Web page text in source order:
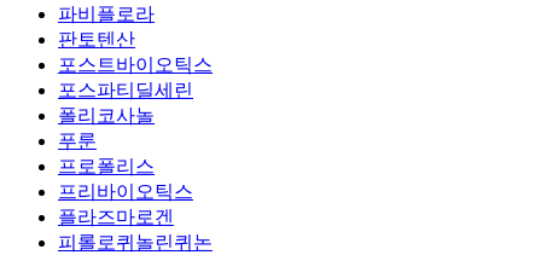
파비플로라
판토텐산
포스트바이오틱스
포스파티딜세린
폴리코사놀
푸룬
프로폴리스
프리바이오틱스
플라즈마로겐
피롤로퀴놀린퀴논